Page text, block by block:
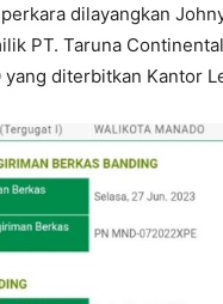
dilayangkan
PT. Taruna
yang diterbitkan Kantor